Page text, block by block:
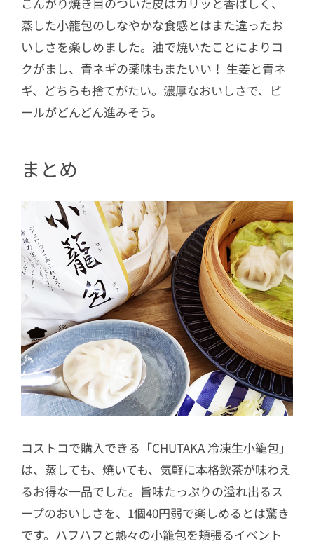
蒸した小籠包のしなやかな食感とはまた違ったお
いしさを楽しめました。油で焼いたことによりコ
クがまし、青ネギの薬味もまたいい！ 生姜と青ネ
ギ、どちらも捨てがたい。濃厚なおいしさで、ビ
ールがどんどん進みそう。
まとめ
コストコで購入できる「CHUTAKA 冷凍生小籠包」
は、蒸しても、焼いても、気軽に本格飲茶が味わえ
るお得な一品でした。旨味たっぷりの溢れ出るス
ープのおいしさを、1個40円弱で楽しめるとは驚き
です。ハフハフと熱々の小籠包を頬張るイベント